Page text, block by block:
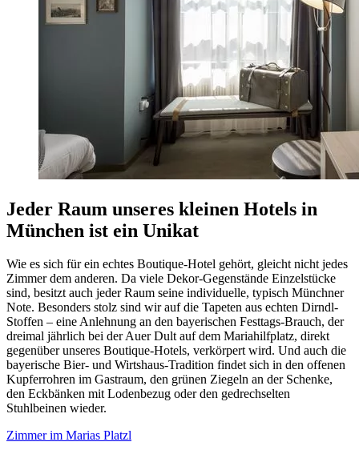
Jeder Raum unseres kleinen Hotels in
München ist ein Unikat
Wie es sich für ein echtes Boutique-Hotel gehört, gleicht nicht jedes
Zimmer dem anderen. Da viele Dekor-Gegenstände Einzelstücke
sind, besitzt auch jeder Raum seine individuelle, typisch Münchner
Note. Besonders stolz sind wir auf die Tapeten aus echten Dirndl-
Stoffen – eine Anlehnung an den bayerischen Festtags-Brauch, der
dreimal jährlich bei der Auer Dult auf dem Mariahilfplatz, direkt
gegenüber unseres Boutique-Hotels, verkörpert wird. Und auch die
bayerische Bier- und Wirtshaus-Tradition findet sich in den offenen
Kupferrohren im Gastraum, den grünen Ziegeln an der Schenke,
den Eckbänken mit Lodenbezug oder den gedrechselten
Stuhlbeinen wieder.
Zimmer im Marias Platzl